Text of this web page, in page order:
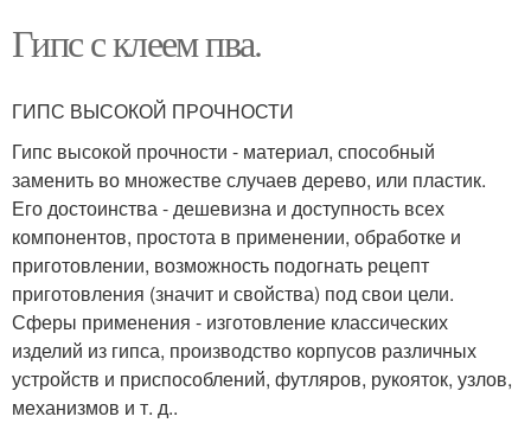
Гипс с клеем пва.
ГИПС ВЫСОКОЙ ПРОЧНОСТИ
Гипс высокой прочности - материал, способный
заменить во множестве случаев дерево, или пластик.
Его достоинства - дешевизна и доступность всех
компонентов, простота в применении, обработке и
приготовлении, возможность подогнать рецепт
приготовления (значит и свойства) под свои цели.
Сферы применения - изготовление классических
изделий из гипса, производство корпусов различных
устройств и приспособлений, футляров, рукояток, узлов,
механизмов и т. д..